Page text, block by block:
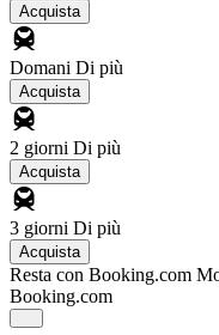
Acquista
Domani Di più
Acquista
2 giorni Di più
Acquista
3 giorni Di più
Acquista
Resta con Booking.com
Booking.com